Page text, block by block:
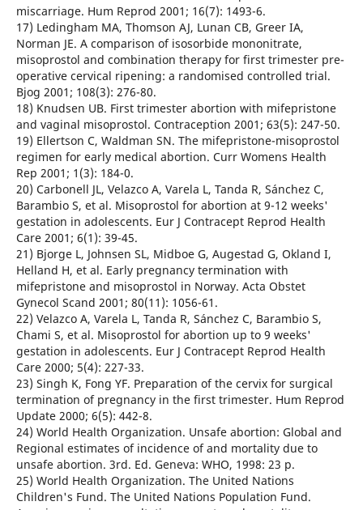
miscarriage. Hum Reprod 2001; 16(7): 1493-6.
17) Ledingham MA, Thomson AJ, Lunan CB, Greer IA,
Norman JE. A comparison of isosorbide mononitrate,
misoprostol and combination therapy for first trimester pre-
operative cervical ripening: a randomised controlled trial.
Bjog 2001; 108(3): 276-80.
18) Knudsen UB. First trimester abortion with mifepristone
and vaginal misoprostol. Contraception 2001; 63(5): 247-50.
19) Ellertson C, Waldman SN. The mifepristone-misoprostol
regimen for early medical abortion. Curr Womens Health
Rep 2001; 1(3): 184-0.
20) Carbonell JL, Velazco A, Varela L, Tanda R, Sánchez C,
Barambio S, et al. Misoprostol for abortion at 9-12 weeks'
gestation in adolescents. Eur J Contracept Reprod Health
Care 2001; 6(1): 39-45.
21) Bjorge L, Johnsen SL, Midboe G, Augestad G, Okland I,
Helland H, et al. Early pregnancy termination with
mifepristone and misoprostol in Norway. Acta Obstet
Gynecol Scand 2001; 80(11): 1056-61.
22) Velazco A, Varela L, Tanda R, Sánchez C, Barambio S,
Chami S, et al. Misoprostol for abortion up to 9 weeks'
gestation in adolescents. Eur J Contracept Reprod Health
Care 2000; 5(4): 227-33.
23) Singh K, Fong YF. Preparation of the cervix for surgical
termination of pregnancy in the first trimester. Hum Reprod
Update 2000; 6(5): 442-8.
24) World Health Organization. Unsafe abortion: Global and
Regional estimates of incidence of and mortality due to
unsafe abortion. 3rd. Ed. Geneva: WHO, 1998: 23 p.
25) World Health Organization. The United Nations
Children's Fund. The United Nations Population Fund.